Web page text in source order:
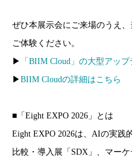
ぜひ本展示会にご来場のうえ
ご体験ください。
▶
「BIIM Cloud」の大型アッ
▶ BIIM Cloudの詳細はこちら
■「Eight EXPO 2026」とは
Eight EXPO 2026は、AIの実践
比較・導入展「SDX」、マー